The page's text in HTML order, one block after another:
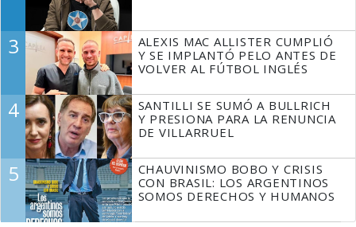
3
ALEXIS MAC ALLISTER CUMPLIÓ
Y SE IMPLANTÓ PELO ANTES DE
VOLVER AL FÚTBOL INGLÉS
4
SANTILLI SE SUMÓ A BULLRICH
Y PRESIONA PARA LA RENUNCIA
DE VILLARRUEL
5
CHAUVINISMO BOBO Y CRISIS
CON BRASIL: LOS ARGENTINOS
SOMOS DERECHOS Y HUMANOS